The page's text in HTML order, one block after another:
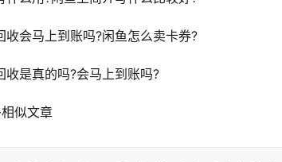
收会马上到账吗?闲鱼怎么卖卡券?
收是真的吗?会马上到账吗?
相似文章